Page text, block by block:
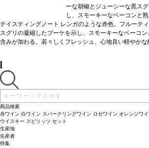
ーな胡椒とジューシーな黒ス
し、スモーキーなベーコンと
が加わる。若々しくフレッシ
伴う美味しい一本。合う料理
たパスタなどと好相性葡萄品
テイスティングノート レンガのような赤色。フルーテ
スグリの凝縮したブーケを示し、スモーキーなベーコ
含みが加わる。若々しくフレッシュ、心地良い軽やか
ルグンダー
動的に次のヴィンテージに変更されます、ご了承くださ
商品検索
赤ワイン 白ワイン スパークリングワイン ロゼワイン オレンジワイ
ウイスキー スピリッツ セット
生産地
生産者
特集